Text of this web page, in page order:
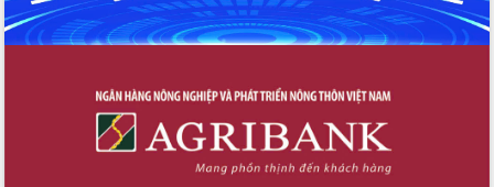
Quyết liệt cải cách hành chính, khơi
thông nguồn lực phát triển
tỉnh thông qua hiện đại hóa hành chính
Xã Ea Phê gắn cải cách hành chính với
Phó Chủ tịch Thường trực UBND tỉnh